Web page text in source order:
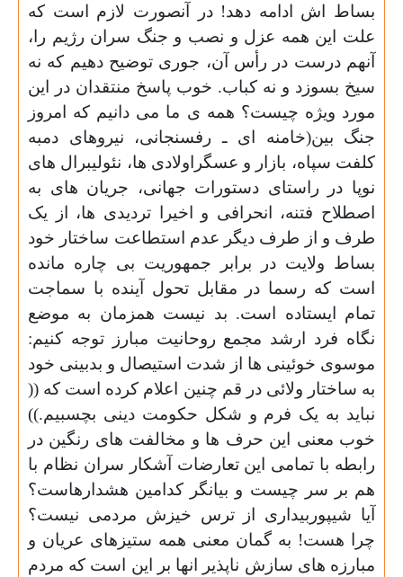
بساط اش ادامه دهد! در آنصورت لازم است که
علت این همه عزل و نصب و جنگ سران رژیم را،
آنهم درست در رأس آن، جوری توضیح دهیم که نه
سیخ بسوزد و نه کباب. خوب پاسخ منتقدان در این
مورد ویژه چیست؟ همه ی ما می دانیم که امروز
جنگ بین(خامنه ای ـ رفسنجانی، نیروهای دمبه
کلفت سپاه، بازار و عسگراولادی ها، نئولیبرال های
نوپا در راستای دستورات جهانی، جریان های به
اصطلاح فتنه، انحرافی و اخیرا تردیدی ها، از یک
طرف و از طرف دیگر عدم استطاعت ساختار خود
بساط ولایت در برابر جمهوریت بی چاره مانده
است که رسما در مقابل تحول آینده با سماجت
تمام ایستاده است. بد نیست همزمان به موضع
نگاه فرد ارشد مجمع روحانیت مبارز توجه کنیم:
موسوی خوئینی ها از شدت استیصال و بدبینی خود
به ساختار ولائی در قم چنین اعلام کرده است که ((
نباید به یک فرم و شکل حکومت دینی بچسبیم.))
خوب معنی این حرف ها و مخالفت های رنگین در
رابطه با تمامی این تعارضات آشکار سران نظام با
هم بر سر چیست و بیانگر کدامین هشدارهاست؟
آیا شیپوربیداری از ترس خیزش مردمی نیست؟
چرا هست! به گمان معنی همه ستیزهای عریان و
مبارزه های سازش ناپذیر انها بر این است که مردم